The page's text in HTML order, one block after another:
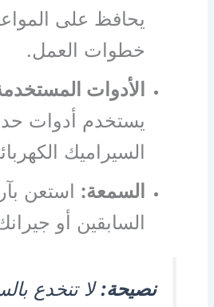
يحافظ على
خطوات العمل.
الأدوات
يستخدم أدوات
السيراميك
السمعة: استعن
السابقين أو
نصيحة:لا تنخدع